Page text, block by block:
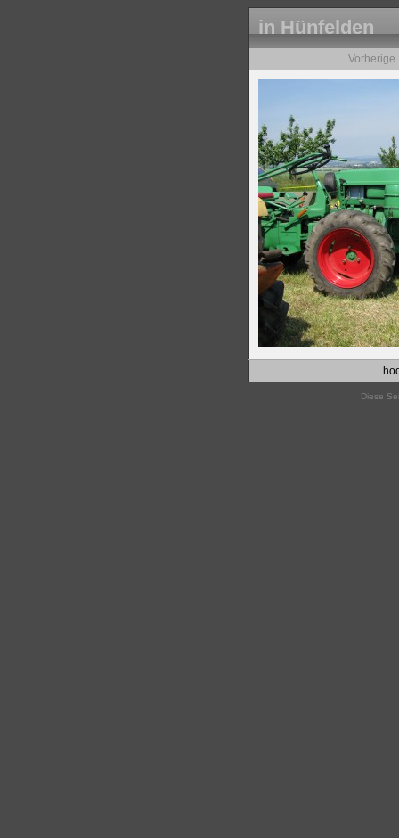
in Hünfelden
Vorherige
Diese